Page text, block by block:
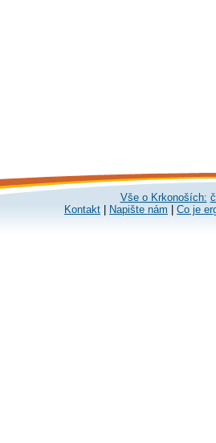
Vše o Krkonoších:
Kontakt
Napište nám Co je